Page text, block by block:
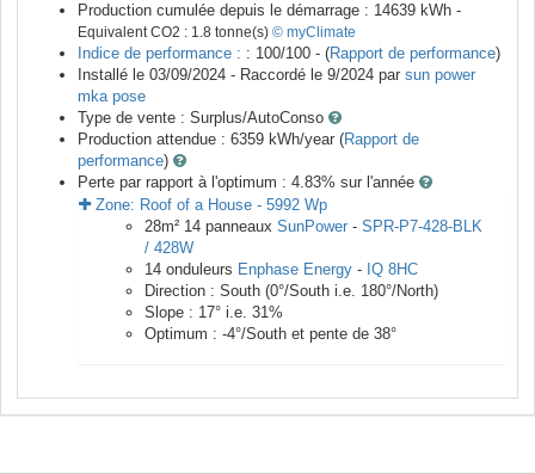
Production cumulée depuis le démarrage : 14639 kWh -
Equivalent CO2 : 1.8 tonne(s) © myClimate
Indice de performance : : 100/100 - (Rapport de performance)
Installé le 03/09/2024 - Raccordé le 9/2024 par sun power
mka pose
Type de vente : Surplus/AutoConso
Production attendue : 6359 kWh/year (Rapport de
performance)
Perte par rapport à l'optimum : 4.83% sur l'année
Zone: Roof of a House - 5992 Wp
28m² 14 panneaux SunPower - SPR-P7-428-BLK
/ 428W
14 onduleurs Enphase Energy - IQ 8HC
Direction : South (0°/South i.e. 180°/North)
Slope : 17° i.e. 31%
Optimum : -4°/South et pente de 38°